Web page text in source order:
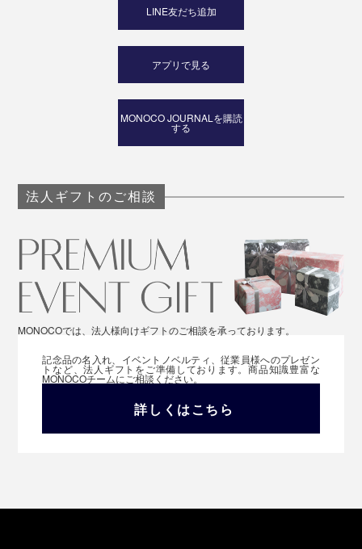
LINE友だち追加
アプリで見る
MONOCO JOURNALを購読
する
法人ギフトのご相談
MONOCOでは、法人様向けギフトのご相談を承っております。
記念品の名入れ、イベントノベルティ、従業員様へのプレゼン
トなど、法人ギフトをご準備しております。商品知識豊富な
MONOCOチームにご相談ください。
詳しくはこちら